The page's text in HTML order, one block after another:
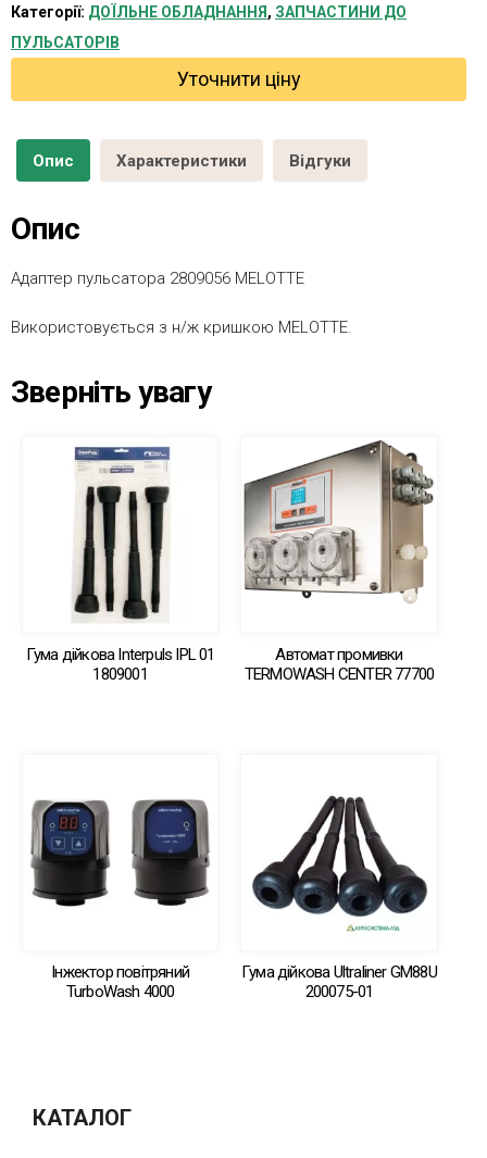
Категорії: ДОЇЛЬНЕ ОБЛАДНАННЯ , ЗАПЧАСТИНИ ДО
ПУЛЬСАТОРІВ
Уточнити ціну
Опис Характеристики Відгуки
Опис
Адаптер пульсатора 2809056 MELOTTE
Використовується з н/ж кришкою MELOTTE.
Зверніть увагу
Гума дійкова Interpuls IPL 01
1809001
Автомат промивки
TERMOWASH CENTER 77700
Інжектор повітряний
TurboWash 4000
Гума дійкова Ultraliner GM88U
200075-01
КАТАЛОГ